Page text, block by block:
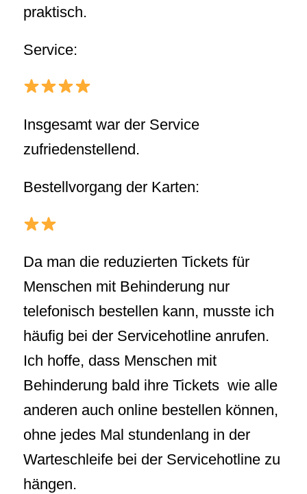
praktisch.
Service:
Insgesamt war der Service
zufriedenstellend.
Bestellvorgang der Karten:
Da man die reduzierten Tickets für
Menschen mit Behinderung nur
telefonisch bestellen kann, musste ich
häufig bei der Servicehotline anrufen.
Ich hoffe, dass Menschen mit
Behinderung bald ihre Tickets wie alle
anderen auch online bestellen können,
ohne jedes Mal stundenlang in der
Warteschleife bei der Servicehotline zu
hängen.